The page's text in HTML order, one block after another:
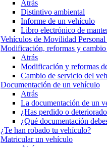
Atrás
Distintivo ambiental
Informe de un vehículo
Libro electrónico de
Vehículos de Movilidad
Modificación, reformas y
Atrás
Modificación y reformas
Cambio de servicio del
Documentación de un vehículo
Atrás
La documentación de un
¿Has perdido o
¿Qué documentación
¿Te han robado tu vehículo?
Matricular un vehículo